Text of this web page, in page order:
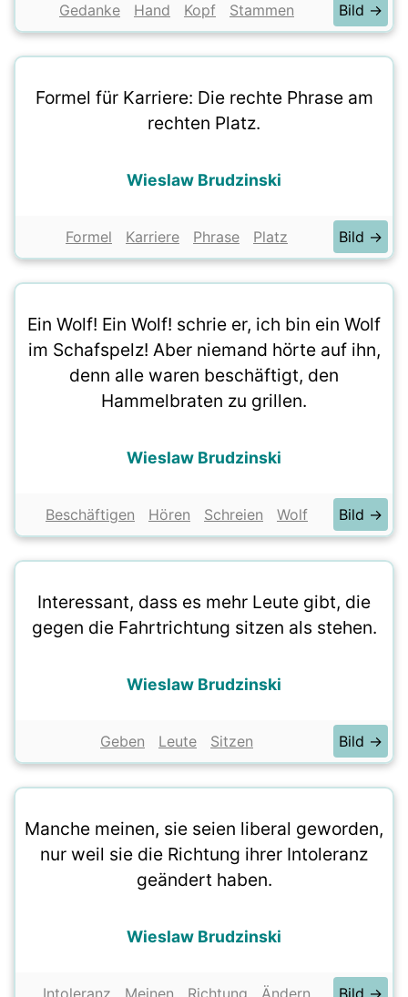
Gedanke Hand Kopf Stammen Bild →
Formel für Karriere: Die rechte Phrase am
rechten Platz.
Wieslaw Brudzinski
Formel Karriere Phrase Platz Bild →
Ein Wolf! Ein Wolf! schrie er, ich bin ein Wolf
im Schafspelz! Aber niemand hörte auf ihn,
denn alle waren beschäftigt, den
Hammelbraten zu grillen.
Wieslaw Brudzinski
Beschäftigen Hören Schreien Wolf Bild →
Interessant, dass es mehr Leute gibt, die
gegen die Fahrtrichtung sitzen als stehen.
Wieslaw Brudzinski
Geben Leute Sitzen Bild →
Manche meinen, sie seien liberal geworden,
nur weil sie die Richtung ihrer Intoleranz
geändert haben.
Wieslaw Brudzinski
Intoleranz Meinen Richtung Ändern Bild →